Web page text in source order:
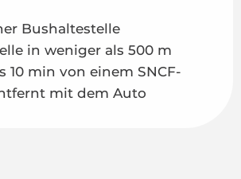
Bushaltestelle
in weniger als 500 m
10 min von einem SNCF-
mit dem Auto